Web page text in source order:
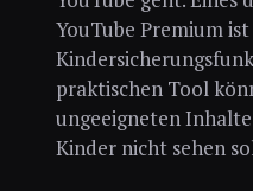
YouTube Premium
praktischen Tool
ungeeigneten
Kinder nicht sehen